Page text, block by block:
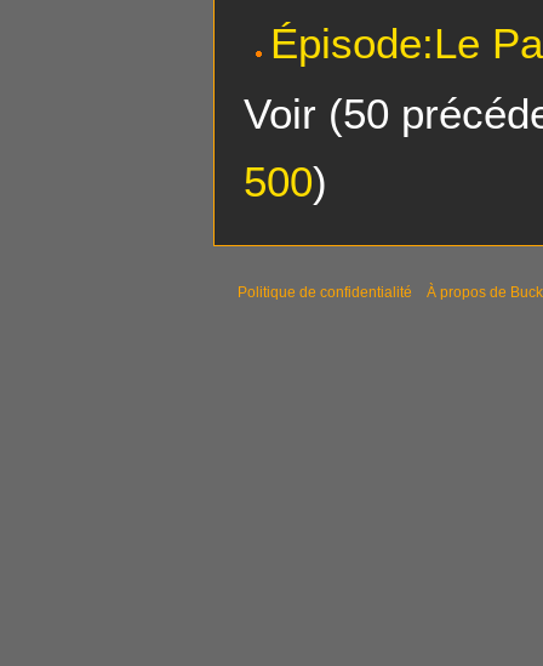
Épisode:Le
Voir (50
500)
Politique de confidentialité À propos de